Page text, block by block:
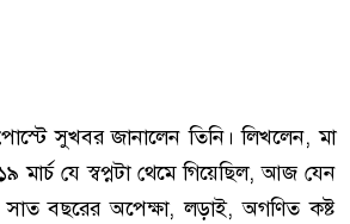
সুখবর জানালেন তিনি। লিখলেন, মা
মার্চ যে স্বপ্নটা থেমে গিয়েছিল, আজ যেন
বছরের অপেক্ষা, লড়াই, অগণিত কষ্ট